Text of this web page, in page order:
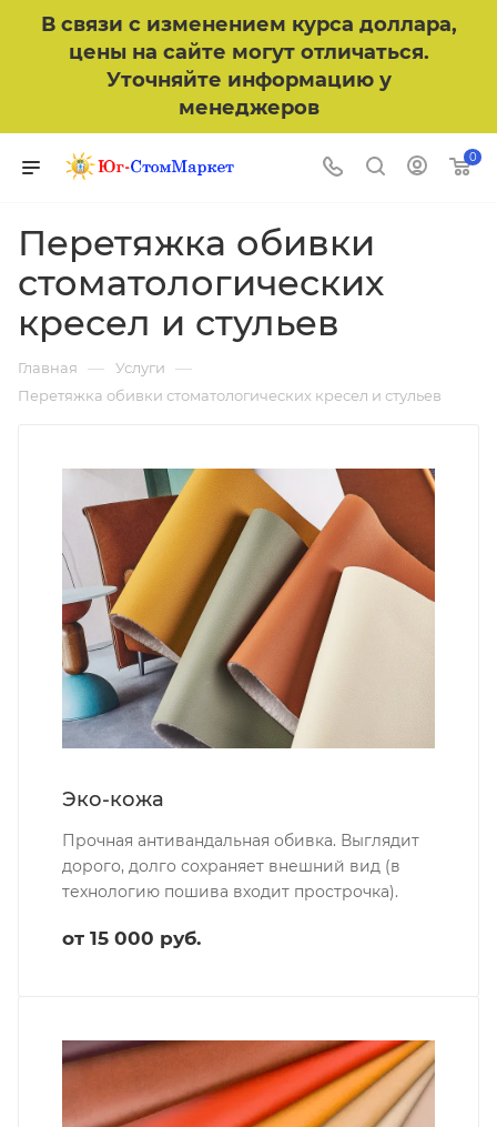
В связи с изменением курса доллара,
цены на сайте могут отличаться.
Уточняйте информацию у
менеджеров
0
Перетяжка обивки
стоматологических
кресел и стульев
Главная — Услуги —
Перетяжка обивки стоматологических кресел и стульев
Эко-кожа
Прочная антивандальная обивка. Выглядит
дорого, долго сохраняет внешний вид (в
технологию пошива входит прострочка).
от 15 000 руб.